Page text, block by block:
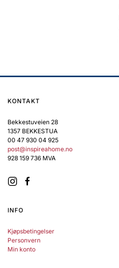
KONTAKT
Bekkestuveien 28
1357 BEKKESTUA
00 47 930 04 925
post@inspireahome.no
928 159 736 MVA
INFO
Kjøpsbetingelser
Personvern
Min konto